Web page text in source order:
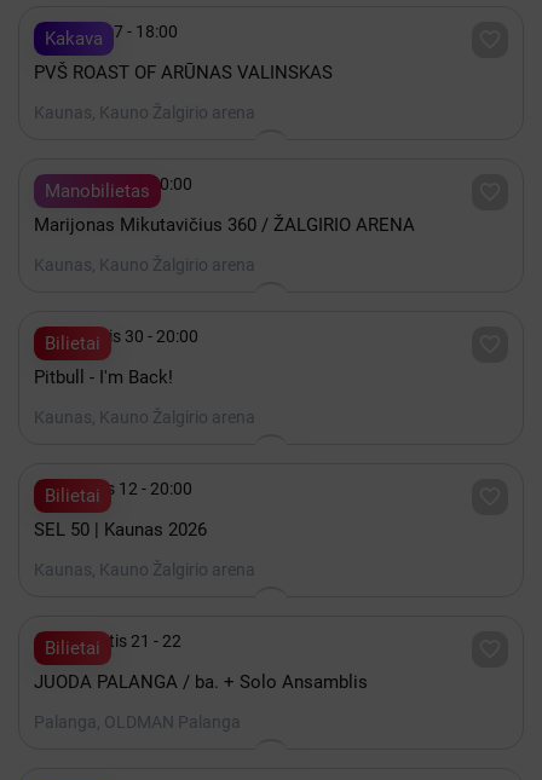
Kakava
 Spalis 17 - 18:00
PVŠ ROAST OF ARŪNAS VALINSKAS
Kaunas, Kauno Žalgirio arena
Manobilietas
 Gruodis 19 - 20:00
Marijonas Mikutavičius 360 / ŽALGIRIO ARENA
Kaunas, Kauno Žalgirio arena
Bilietai
 Lapkritis 30 - 20:00
Pitbull - I'm Back!
Kaunas, Kauno Žalgirio arena
Bilietai
 Gruodis 12 - 20:00
SEL 50 | Kaunas 2026
Kaunas, Kauno Žalgirio arena
Bilietai
 Rugpjūtis 21 - 22
JUODA PALANGA / ba. + Solo Ansamblis
Palanga, OLDMAN Palanga